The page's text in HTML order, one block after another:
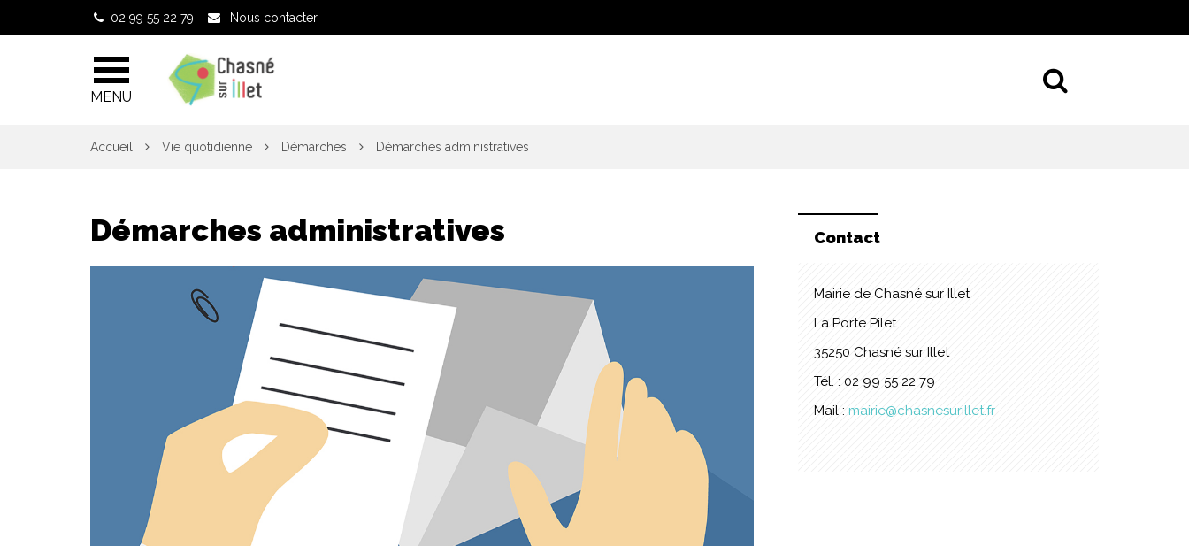
02 99 55 22 79 Nous contacter
MENU
Accueil Vie quotidienne Démarches Démarches administratives
Démarches administratives Contact
Mairie de Chasné sur Illet
La Porte Pilet
35250 Chasné sur Illet
Tél. : 02 99 55 22 79
Mail : mairie@chasnesurillet.fr